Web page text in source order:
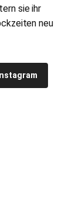
sie ihr
neu